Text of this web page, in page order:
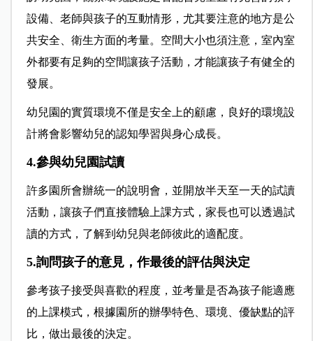
設備、老師與孩子的互動情形，尤其要注意的地方是公
共安全、衛生方面的考量。空間大小也須注意，室內室
外都要有足夠的空間讓孩子活動，才能讓孩子有健全的
發展。
幼兒園的實質環境不僅是安全上的顧慮，良好的環境設
計將會影響幼兒的認知學習與身心成長。
4.參與幼兒園試讀
許多園所會辦統一的說明會，並開放半天至一天的試讀
活動，讓孩子們直接體驗上課方式，家長也可以透過試
讀的方式，了解到幼兒與老師彼此的適配度。
5.詢問孩子的意見，作最後的評估與決定
參考孩子接受與喜歡的程度，並考量是否為孩子能適應
的上課模式，根據園所的辦學特色、環境、優缺點的評
比，做出最後的決定。